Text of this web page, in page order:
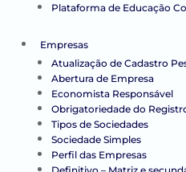
Plataforma de Educação
Empresas
Atualização de Cadastro
Abertura de Empresa
Economista Responsável
Obrigatoriedade do
Tipos de Sociedades
Sociedade Simples
Perfil das Empresas